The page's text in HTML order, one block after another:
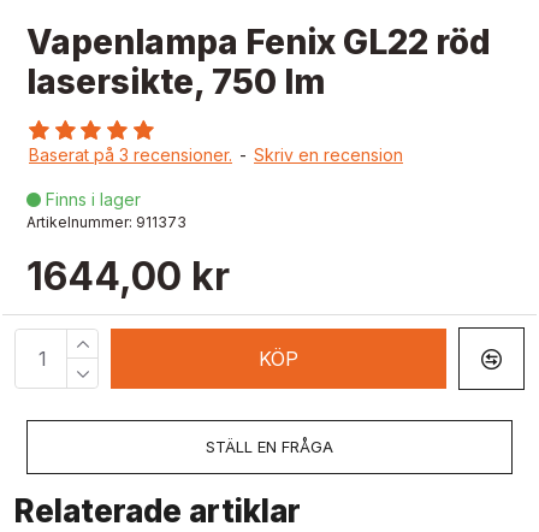
Vapenlampa Fenix GL22 röd
lasersikte, 750 lm
Baserat på 3 recensioner. - Skriv en recension
1644,00 kr
 Finns i lager
Artikelnummer: 911373
KÖP
STÄLL EN FRÅGA
Relaterade artiklar